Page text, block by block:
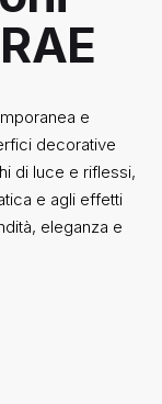
e
decorative
di luce e
cromatica e
profondità,